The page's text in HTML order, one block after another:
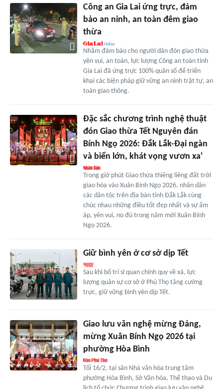
Công an Gia Lai ứng trực, đảm
bảo an ninh, an toàn đêm giao
thừa
Nhằm đảm bảo cho người dân đón giao thừa
yên vui, an toàn, lực lượng Công an toàn tỉnh
Gia Lai đã ứng trực 100% quân số để triển
khai các biện pháp giữ vững an ninh trật tự, an
toàn giao thông.
Đặc sắc chương trình nghệ thuật
đón Giao thừa Tết Nguyên đán
Bính Ngọ 2026: Đắk Lắk-Đại ngàn
và biển lớn, khát vọng vươn xa'
Trong giờ phút Giao thừa thiêng liêng đất trời
giao hòa vào Xuân Bính Ngọ 2026, nhân dân
các dân tộc trên địa bàn tỉnh Đắk Lắk cùng
chúc nhau những điều tốt đẹp nhất và sự ấm
áp, yên vui, no đủ trong năm mới Xuân Bính
Ngọ 2026.
Giữ bình yên ở cơ sở dịp Tết
Sau khi bố trí sĩ quan chính quy về xã, lực
lượng quân sự cơ sở ở Phú Thọ tăng cường
trực, giữ vững bình yên dịp Tết.
Giao lưu văn nghệ mừng Đảng,
mừng Xuân Bính Ngọ 2026 tại
phường Hòa Bình
Tối 16/2, tại sân Nhà văn hóa trung tâm
phường Hòa Bình, Sở Văn hóa, Thể thao và Du